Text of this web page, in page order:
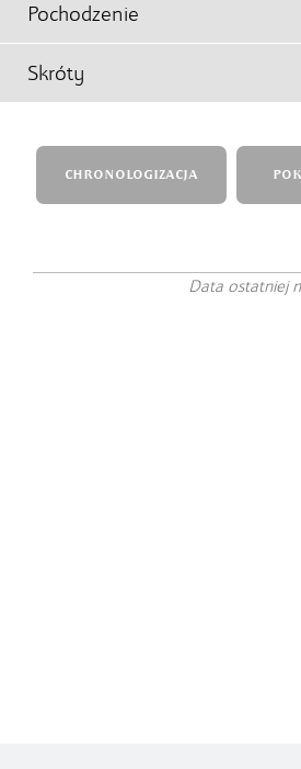
Pochodzenie
Skróty
CHRONOLOGIZACJA
Data ostatniej